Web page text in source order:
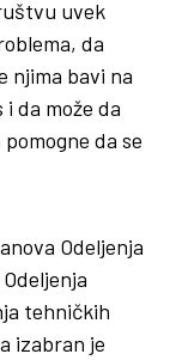
uvek
da
njima bavi na
i da može da
da se
Odeljenja
tehničkih
izabran je